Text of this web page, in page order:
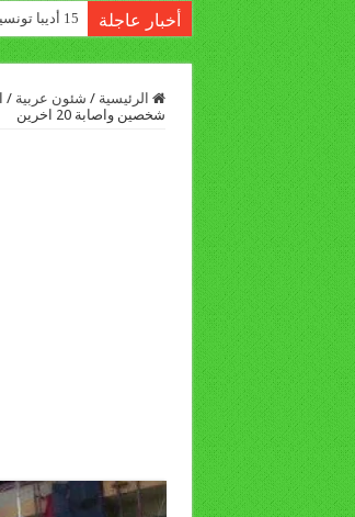
أخبار عاجلة 15 أديبا تونسيا يشيدون بتكريم الشاعر علي الدرورة
الرئيسية / شئون عربية /
شخصين واصابة 20 اخرين